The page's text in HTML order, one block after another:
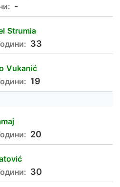
-
Strumia
33
Vukanić
19
20
30